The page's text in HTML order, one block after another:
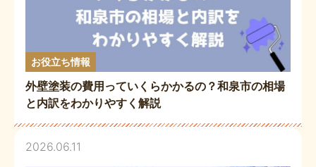
お役立ち情報
外壁塗装の費用っていくらかかるの？和泉市の相場
と内訳をわかりやすく解説
2026.06.11